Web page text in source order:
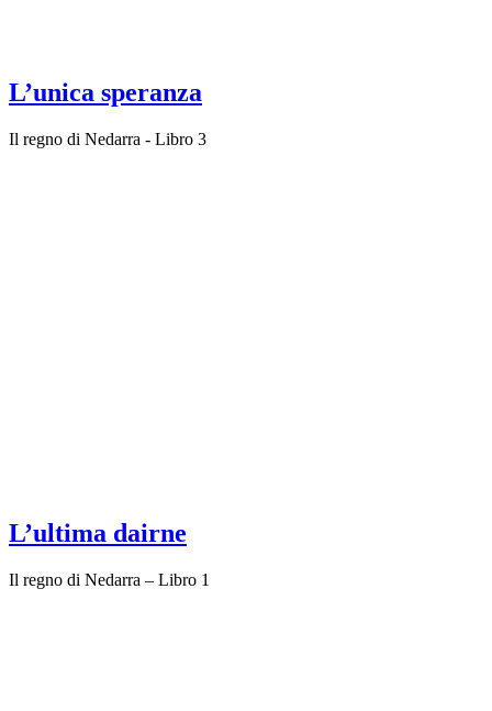
L’unica speranza
Il regno di Nedarra - Libro 3
L’ultima dairne
Il regno di Nedarra – Libro 1